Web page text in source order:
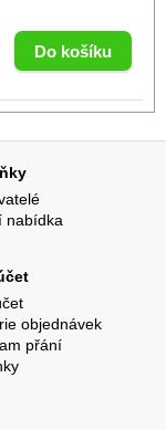
nabídka
objednávek
přání